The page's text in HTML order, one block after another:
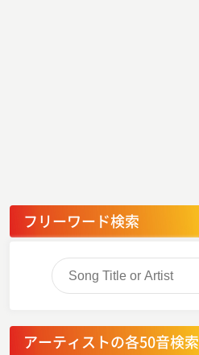
フリーワード検索
アーティストの各50音検索